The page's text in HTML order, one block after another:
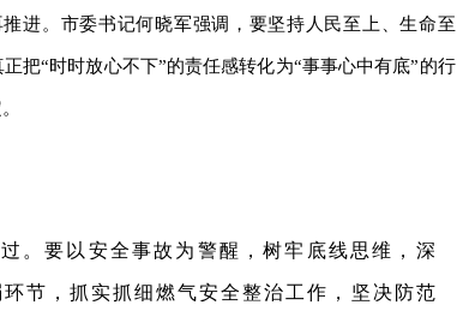
进。市委书记何晓军强调，要坚持人民至上、生命至
把“时时放心不下”的责任感转化为“事事心中有底”的行
。要以安全事故为警醒 ，树牢底线思维，深
节，抓实抓细燃气安全整治工作，坚决防范